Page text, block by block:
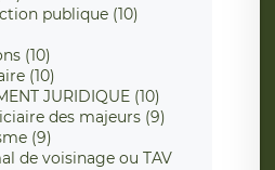
publique (10)
(10)
(10)
JURIDIQUE (10)
des majeurs (9)
(9)
de voisinage ou TAV